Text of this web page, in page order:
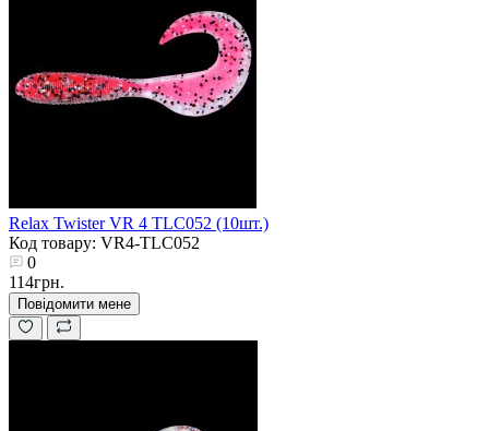
Relax Twister VR 4 TLC052 (10шт.)
Код товару: VR4-TLC052
0
114грн.
Повідомити мене